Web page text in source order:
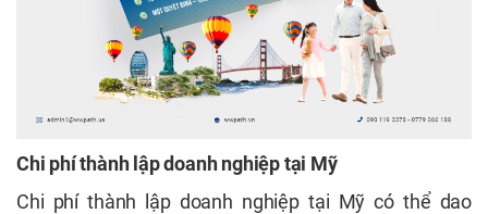
Chi phí thành lập doanh nghiệp tại Mỹ
Chi phí thành lập doanh nghiệp tại Mỹ có thể dao